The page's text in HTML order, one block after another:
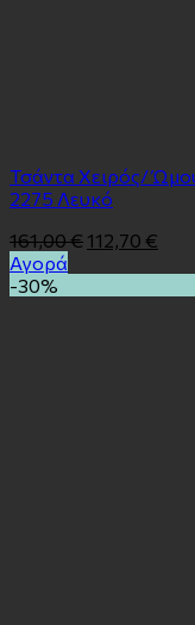
Τσάντα Χειρός/
2275 Λευκό
161,00€ 112,70 €
Αγορά
-30%